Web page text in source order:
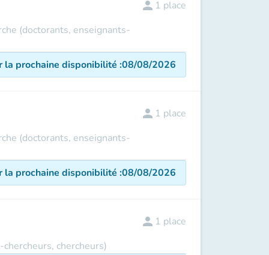
(doctorants, enseignants-
person 1 place
la prochaine disponibilité :08/08/2026
(doctorants, enseignants-
person 1 place
la prochaine disponibilité :08/08/2026
chercheurs)
person 1 place